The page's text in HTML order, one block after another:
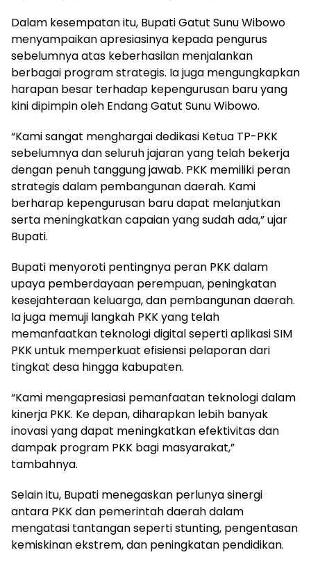
Dalam kesempatan itu, Bupati Gatut Sunu Wibowo
menyampaikan apresiasinya kepada pengurus
sebelumnya atas keberhasilan menjalankan
berbagai program strategis. Ia juga mengungkapkan
harapan besar terhadap kepengurusan baru yang
kini dipimpin oleh Endang Gatut Sunu Wibowo.
“Kami sangat menghargai dedikasi Ketua TP-PKK
sebelumnya dan seluruh jajaran yang telah bekerja
dengan penuh tanggung jawab. PKK memiliki peran
strategis dalam pembangunan daerah. Kami
berharap kepengurusan baru dapat melanjutkan
serta meningkatkan capaian yang sudah ada,” ujar
Bupati.
Bupati menyoroti pentingnya peran PKK dalam
upaya pemberdayaan perempuan, peningkatan
kesejahteraan keluarga, dan pembangunan daerah.
Ia juga memuji langkah PKK yang telah
memanfaatkan teknologi digital seperti aplikasi SIM
PKK untuk memperkuat efisiensi pelaporan dari
tingkat desa hingga kabupaten.
“Kami mengapresiasi pemanfaatan teknologi dalam
kinerja PKK. Ke depan, diharapkan lebih banyak
inovasi yang dapat meningkatkan efektivitas dan
dampak program PKK bagi masyarakat,”
tambahnya.
Selain itu, Bupati menegaskan perlunya sinergi
antara PKK dan pemerintah daerah dalam
mengatasi tantangan seperti stunting, pengentasan
kemiskinan ekstrem, dan peningkatan pendidikan.